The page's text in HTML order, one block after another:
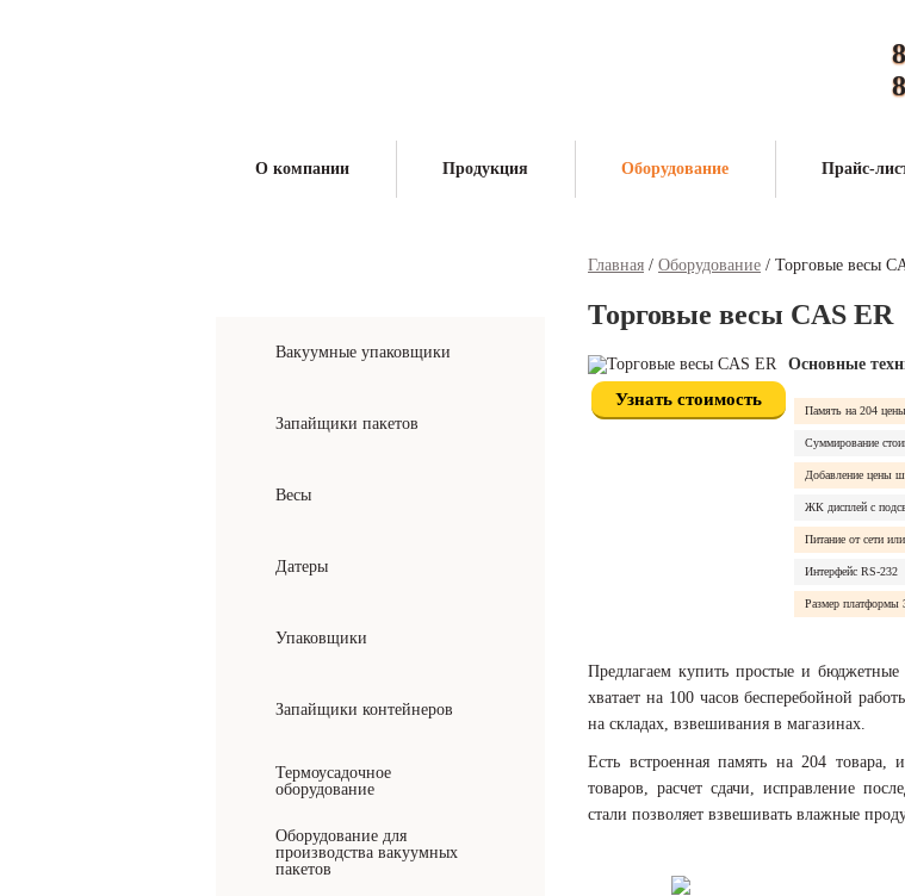
Главная / Оборудование / Торговые весы
Торговые весы CAS ER
Узнать стоимость
Основные
Память на 204
Суммирование
Добавление цены
ЖК дисплей с
Питание от сети
Интерфейс RS-232
Размер платформы
Предлагаем купить простые и
хватает на 100 часов бесперебойной
на складах, взвешивания в магазинах.
Есть встроенная память на 204
товаров, расчет сдачи, исправление
стали позволяет взвешивать влажные
Вакуумные упаковщики
Запайщики пакетов
Весы
Датеры
Упаковщики
Запайщики контейнеров
Термоусадочное
оборудование
Оборудование для
производства вакуумных
пакетов
О компании Продукция Оборудование Прайс-